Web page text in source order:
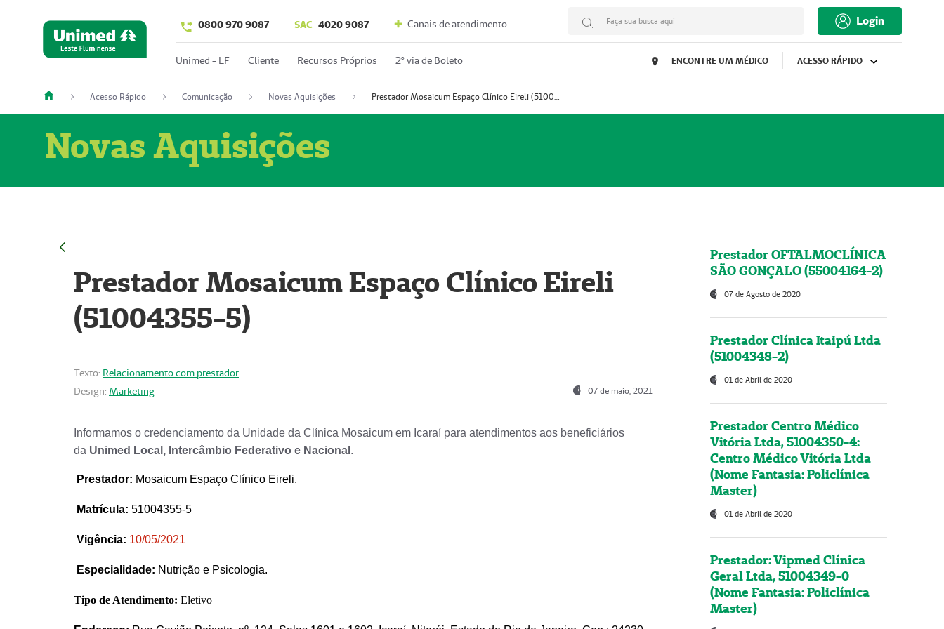
0800 970 9087 SAC 4020 9087 Canais de atendimento Faça sua busca aqui Login
Unimed - LF Cliente Recursos Próprios 2º via de Boleto ENCONTRE UM MÉDICO ACESSO RÁPIDO
Acesso Rápido Comunicação Novas Aquisições Prestador Mosaicum Espaço Clínico Eireli (51004355-5)
Novas Aquisições
Prestador Mosaicum Espaço Clínico Eireli
(51004355-5)
Texto: Relacionamento com prestador
Design: Marketing 07 de maio, 2021
Informamos o credenciamento da Unidade da Clínica Mosaicum em Icaraí para atendimentos aos beneficiários
da Unimed Local, Intercâmbio Federativo e Nacional .
Prestador: Mosaicum Espaço Clínico Eireli.
Matrícula: 51004355-5
Vigência: 10/05/2021
Especialidade: Nutrição e Psicologia.
Tipo de Atendimento: Eletivo
Prestador OFTALMOCLÍNICA
SÃO GONÇALO (55004164-2)
07 de Agosto de 2020
Prestador Clínica Itaipú Ltda
(51004348-2)
01 de Abril de 2020
Prestador Centro Médico
Vitória Ltda, 51004350-4:
Centro Médico Vitória Ltda
(Nome Fantasia: Policlínica
Master)
01 de Abril de 2020
Prestador: Vipmed Clínica
Geral Ltda, 51004349-0
(Nome Fantasia: Policlínica
Master)